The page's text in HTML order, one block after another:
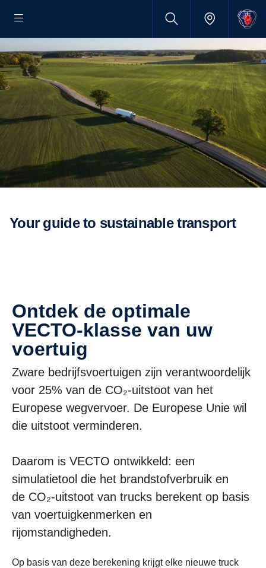
Your guide to sustainable transport
Ontdek de optimale
VECTO-klasse van uw
voertuig
Zware bedrijfsvoertuigen zijn verantwoordelijk
voor 25% van de CO₂-uitstoot van het
Europese wegvervoer. De Europese Unie wil
die uitstoot verminderen.
Daarom is VECTO ontwikkeld: een
simulatietool die het brandstofverbruik en
de CO₂-uitstoot van trucks berekent op basis
van voertuigkenmerken en
rijomstandigheden.
Op basis van deze berekening krijgt elke nieuwe truck